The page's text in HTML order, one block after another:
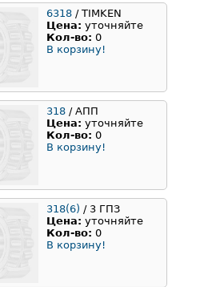
6318 / TIMKEN
Цена: уточняйте
Кол-во: 0
В корзину!
318 / АПП
Цена: уточняйте
Кол-во: 0
В корзину!
318(6) / 3 ГПЗ
Цена: уточняйте
Кол-во: 0
В корзину!